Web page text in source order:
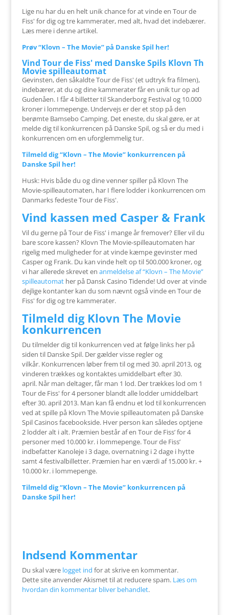
Lige nu har du en helt unik chance for at vinde en Tour de
Fiss' for dig og tre kammerater, med alt, hvad det indebærer.
Læs mere i denne artikel.
Prøv “Klovn – The Movie” på Danske Spil her!
Vind Tour de Fiss' med Danske Spils Klovn Th
Movie spilleautomat
Gevinsten, den såkaldte Tour de Fiss' (et udtryk fra filmen),
indebærer, at du og dine kammerater får en unik tur op ad
Gudenåen. I får 4 billetter til Skanderborg Festival og 10.000
kroner i lommepenge. Undervejs er der et stop på den
berømte Bamsebo Camping. Det eneste, du skal gøre, er at
melde dig til konkurrencen på Danske Spil, og så er du med i
konkurrencen om en uforglemmelig tur.
Tilmeld dig “Klovn – The Movie” konkurrencen på
Danske Spil her!
Husk: Hvis både du og dine venner spiller på Klovn The
Movie-spilleautomaten, har I flere lodder i konkurrencen om
Danmarks fedeste Tour de Fiss'.
Vind kassen med Casper & Frank
Vil du gerne på Tour de Fiss' i mange år fremover? Eller vil du
bare score kassen? Klovn The Movie-spilleautomaten har
rigelig med muligheder for at vinde kæmpe gevinster med
Casper og Frank. Du kan vinde helt op til 500.000 kroner, og
vi har allerede skrevet en anmeldelse af “Klovn – The Movie”
spilleautomather på Dansk Casino Tidende! Ud over at vinde
dejlige kontanter kan du som nævnt også vinde en Tour de
Fiss' for dig og tre kammerater.
Tilmeld dig Klovn The Movie
konkurrencen
Du tilmelder dig til konkurrencen ved at følge links her på
siden til Danske Spil. Der gælder visse regler og
vilkår. Konkurrencen løber frem til og med 30. april 2013, og
vinderen trækkes og kontaktes umiddelbart efter 30.
april. Når man deltager, får man 1 lod. Der trækkes lod om 1
Tour de Fiss' for 4 personer blandt alle lodder umiddelbart
efter 30. april 2013. Man kan få endnu et lod til konkurrencen
ved at spille på Klovn The Movie spilleautomaten på Danske
Spil Casinos facebookside. Hver person kan således optjene
2 lodder alt i alt. Præmien består af en Tour de Fiss’ for 4
personer med 10.000 kr. i lommepenge. Tour de Fiss’
indbefatter Kanoleje i 3 dage, overnatning i 2 dage i hytte
samt 4 festivalbilletter. Præmien har en værdi af 15.000 kr. +
10.000 kr. i lommepenge.
Tilmeld dig “Klovn – The Movie” konkurrencen på
Danske Spil her!
Indsend Kommentar
Du skal være logget ind for at skrive en kommentar.
Dette site anvender Akismet til at reducere spam. Læs om
hvordan din kommentar bliver behandlet.